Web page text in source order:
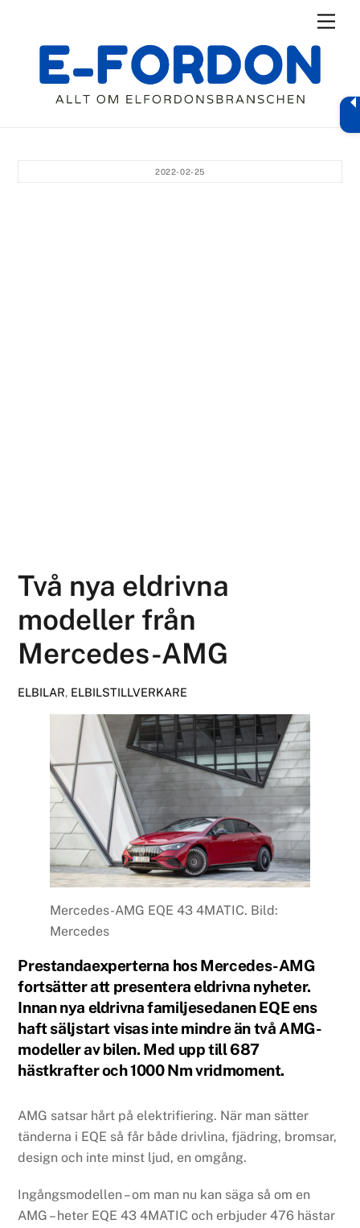
content
2022-02-25
Två nya eldrivna
modeller från
Mercedes-AMG
ELBILAR, ELBILSTILLVERKARE
Mercedes-AMG EQE 43 4MATIC. Bild:
Mercedes
Prestandaexperterna hos Mercedes-AMG
fortsätter att presentera eldrivna nyheter.
Innan nya eldrivna familjesedanen EQE ens
haft säljstart visas inte mindre än två AMG-
modeller av bilen. Med upp till 687
hästkrafter och 1000 Nm vridmoment.
AMG satsar hårt på elektrifiering. När man sätter
tänderna i EQE så får både drivlina, fjädring, bromsar,
design och inte minst ljud, en omgång.
Ingångsmodellen – om man nu kan säga så om en
AMG – heter EQE 43 4MATIC och erbjuder 476 hästar